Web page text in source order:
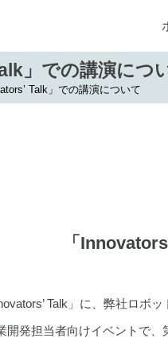
」での講演につ
Talk」での講演について
「
Talk」に、弊社ロボ
開発担当者向けイベントで